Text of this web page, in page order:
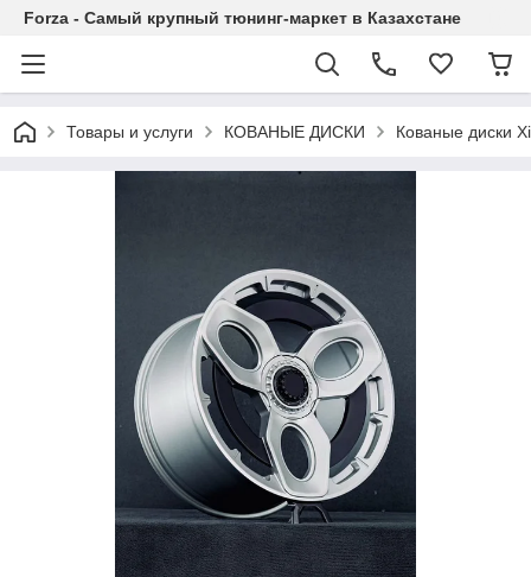
Forza - Самый крупный тюнинг-маркет в Казахстане
Товары и услуги КОВАНЫЕ ДИСКИ Кованые диски